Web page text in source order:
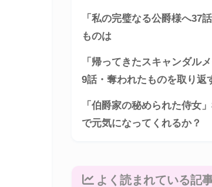
「私の完璧なる公爵様へ37
ものは
「帰ってきたスキャンダル
9話・奪われたものを取り返
「伯爵家の秘められた侍女
で元気になってくれるか？
よく読まれている記